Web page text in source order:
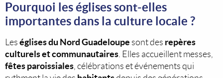
Pourquoi les églises sont-elles
importantes dans la culture locale ?
Les églises du Nord Guadeloupe sont des repères
culturels et communautaires. Elles accueillent messes,
fêtes paroissiales, célébrations et événements qui